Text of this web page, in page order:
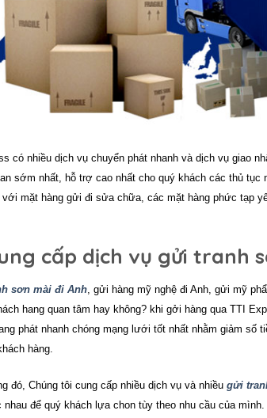
có nhiều dịch vụ chuyển phát nhanh và dịch vụ giao
sớm nhất, hỗ trợ cao nhất cho quý khách các thủ
mặt hàng gửi đi sửa chữa, các mặt hàng phức tạp
cấp dịch vụ gửi tranh
sơn mài đi Anh, gửi hàng mỹ nghệ đi Anh, gửi mỹ
hang quan tâm hay không? khi gởi hàng qua TTI
phát nhanh chóng mạng lưới tốt nhất nhằm giảm số
hàng.
đó, Chúng tôi cung cấp nhiều dịch vụ và nhiều gửi
nhau để quý khách lựa chon tùy theo nhu cầu của